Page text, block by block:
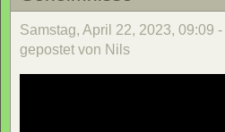
Samstag, April 22, 2023, 09:09 -
gepostet von Nils